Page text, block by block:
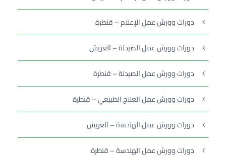
دورات وورش عمل الإعلام – قنطرة
دورات وورش عمل الصيدلة – العريش
دورات وورش عمل الصيدلة – قنطرة
دورات وورش عمل العلاج الطبيعي – قنطرة
دورات وورش عمل الهندسة – العريش
دورات وورش عمل الهندسة – قنطرة